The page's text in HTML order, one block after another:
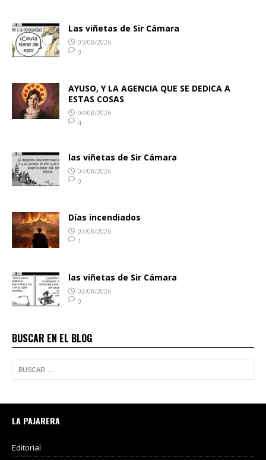
Las viñetas de Sir Cámara
05/08/2026
0
AYUSO, Y LA AGENCIA QUE SE DEDICA A
ESTAS COSAS
04/08/2026
4
las viñetas de Sir Cámara
04/08/2026
0
Días incendiados
03/08/2026
1
las viñetas de Sir Cámara
03/08/2026
0
BUSCAR EN EL BLOG
LA PAJARERA
Editorial